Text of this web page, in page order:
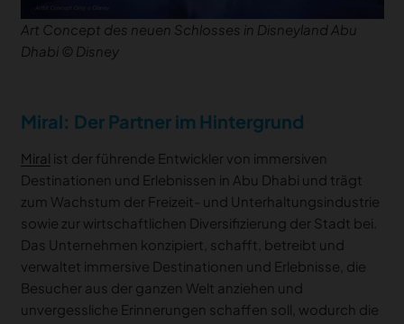
Art Concept des neuen Schlosses in Disneyland Abu
Dhabi © Disney
Miral: Der Partner im Hintergrund
Miral ist der führende Entwickler von immersiven
Destinationen und Erlebnissen in Abu Dhabi und trägt
zum Wachstum der Freizeit- und Unterhaltungsindustrie
sowie zur wirtschaftlichen Diversifizierung der Stadt bei.
Das Unternehmen konzipiert, schafft, betreibt und
verwaltet immersive Destinationen und Erlebnisse, die
Besucher aus der ganzen Welt anziehen und
unvergessliche Erinnerungen schaffen soll, wodurch die